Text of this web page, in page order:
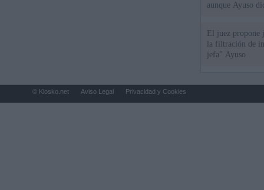
aunque Ayuso
El juez propone
la filtración de
jefa" Ayuso
© Kiosko.net Aviso Legal Privacidad y Cookies